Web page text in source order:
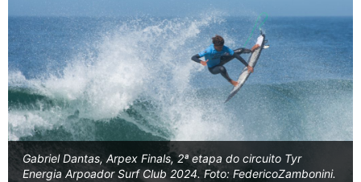
Gabriel Dantas, Arpex Finals, 2ª etapa do circuito Tyr
Energia Arpoador Surf Club 2024. Foto: FedericoZambonini.